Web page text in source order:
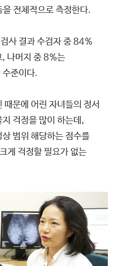
전체적으로 측정한다.
사 결과 수검자 중 84%
, 나머지 중 8%는
수준이다.
때문에 어린 자녀들의 정서
걱정을 많이 하는데,
범위 해당하는 점수를
게 걱정할 필요가 없는